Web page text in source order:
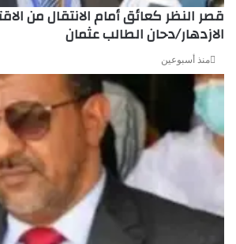
قصر النظر كعائق أمام الانتقال من
الازدهار/دحان الطالب عثمان
منذ أسبوعين